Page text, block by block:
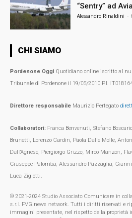
“Sentry” ad
Alessandro Rinaldini -
CHI SIAMO
Pordenone Oggi Quotidiano online iscritto al
Tribunale di Pordenone il 19/05/2010 P.I.
Direttore responsabile Maurizio Pertegato
Collaboratori: Franca Benvenuti, Stefano
Brunetti, Lorenzo Cardin, Paola Dalle Molle,
Dall’Agnese, Piergiorgo Grizzo, Mirco Manzon,
Giuseppe Palomba, Alessandro Pazzaglia,
Luca Zigiotti.
© 2021-2024 Studio Associato Comunicare in
s.r.l. FVG.news network. Tutti i diritti riservati e
immagini presentate, nel rispetto della proprietà